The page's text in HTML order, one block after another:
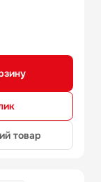
товар